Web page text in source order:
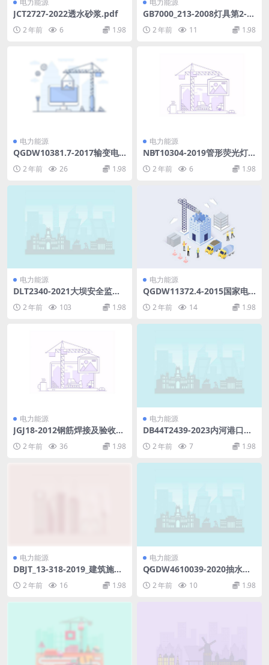
电力能源
JCT2727-2022透水砂浆.pdf
2 年前 6 1.98
电力能源
GB7000_213-2008灯具第2-1
3部分：特殊要求地面嵌入式
灯具.rar
2 年前 11 1.98
电力能源
QGDW10381.7-2017输变电
第7部分220kV架空输电线路
2 年前 26 1.98
电力能源
NB∕T10304-2019管形荧光灯
(568.27KB)pdf
2 年前 6 1.98
电力能源
DLT2340-2021大坝安全监测
资料分析规程(14.73MB)pdf
2 年前 103 1.98
电力能源
QGDW11372.4-2015国家电
网公司技能人员岗位能力培训
规范第4部分：输电线路运检3
2 年前 14 1.98
电力能源
JGJ18-2012钢筋焊接及验收规
程（高清黑白扫描版）.pdf
2 年前 36 1.98
电力能源
DB44T2439-2023内河港口岸
2 年前 7 1.98
电力能源
DBJT_13-318-2019_建筑施工
术规程.pdf
2 年前 16 1.98
电力能源
Q∕GDW4610039-2020抽水蓄
则(13.09MB)pdf
2 年前 10 1.98